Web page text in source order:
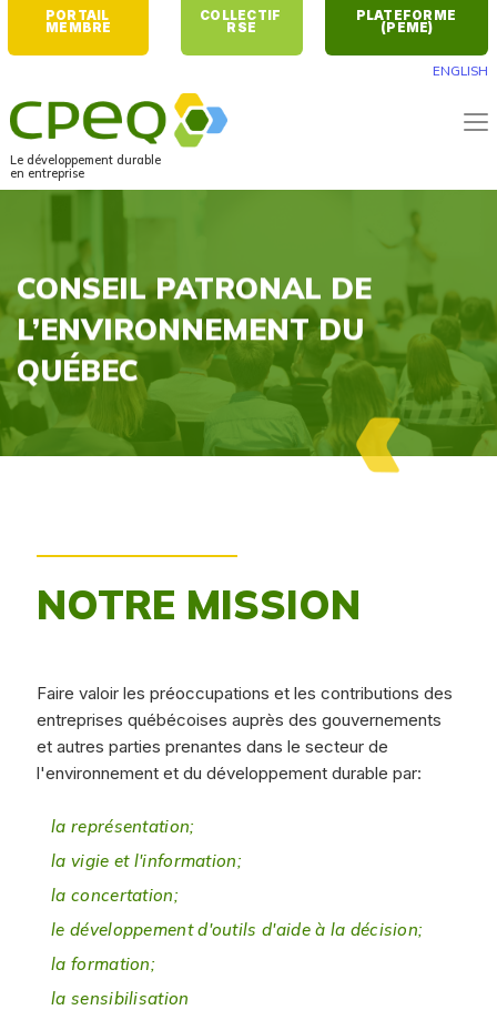
ENGLISH
PORTAIL
MEMBRE
COLLECTIF
RSE
PLATEFORME
(PEME)
Le développement durable
en entreprise
CONSEIL PATRONAL DE
L’ENVIRONNEMENT DU
QUÉBEC
NOTRE MISSION
Faire valoir les préoccupations et les contributions des
entreprises québécoises auprès des gouvernements
et autres parties prenantes dans le secteur de
l'environnement et du développement durable par:
la représentation;
la vigie et l'information;
la concertation;
le développement d'outils d'aide à la décision;
la formation;
la sensibilisation